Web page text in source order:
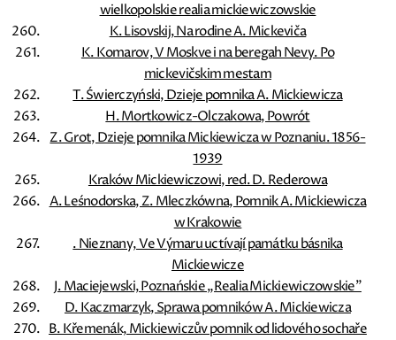
wielkopolskie realia mickiewiczowskie
K. Lisovskij, Na rodine A. Mickeviča
K. Komarov, V Moskve i na beregah Nevy. Po
mickevičskim mestam
T. Świerczyński, Dzieje pomnika A. Mickiewicza
H. Mortkowicz-Olczakowa, Powrót
Z. Grot, Dzieje pomnika Mickiewicza w Poznaniu. 1856-
1939
Kraków Mickiewiczowi, red. D. Rederowa
A. Leśnodorska, Z. Mleczkówna, Pomnik A. Mickiewicza
w Krakowie
. Nieznany, Ve Výmaru uctívají památku básnika
Mickiewicze
J. Maciejewski, Poznańskie „Realia Mickiewiczowskie”
D. Kaczmarzyk, Sprawa pomników A. Mickiewicza
B. Křemenák, Mickiewiczův pomnik od lidového sochaře